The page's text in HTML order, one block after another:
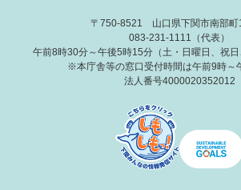
〒750-8521 山口県下関市南部町
083-231-1111（代表）
午前8時30分～午後5時15分（土・日曜日、祝日
※本庁舎等の窓口受付時間は午前9時～
法人番号4000020352012